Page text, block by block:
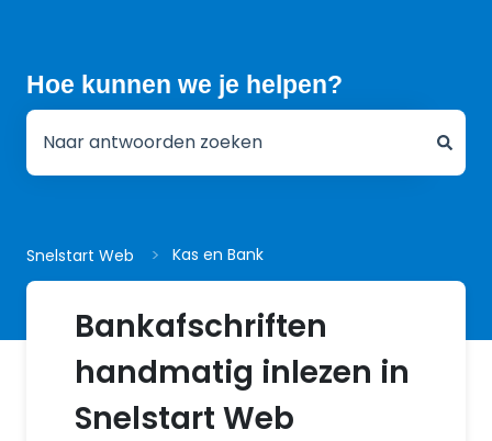
Hoe kunnen we je helpen?
Snelstart Web Kas en Bank
Bankafschriften
handmatig inlezen in
Snelstart Web